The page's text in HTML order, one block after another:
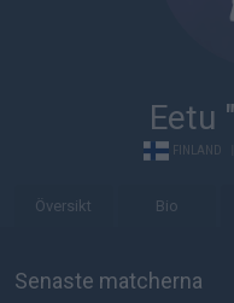
Eetu
FINLAND
Översikt Bio
Senaste matcherna